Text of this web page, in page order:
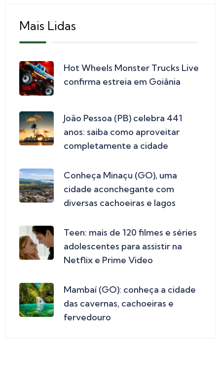
Mais Lidas
Hot Wheels Monster Trucks Live
confirma estreia em Goiânia
João Pessoa (PB) celebra 441
anos: saiba como aproveitar
completamente a cidade
Conheça Minaçu (GO), uma
cidade aconchegante com
diversas cachoeiras e lagos
Teen: mais de 120 filmes e séries
adolescentes para assistir na
Netflix e Prime Video
Mambaí (GO): conheça a cidade
das cavernas, cachoeiras e
fervedouro